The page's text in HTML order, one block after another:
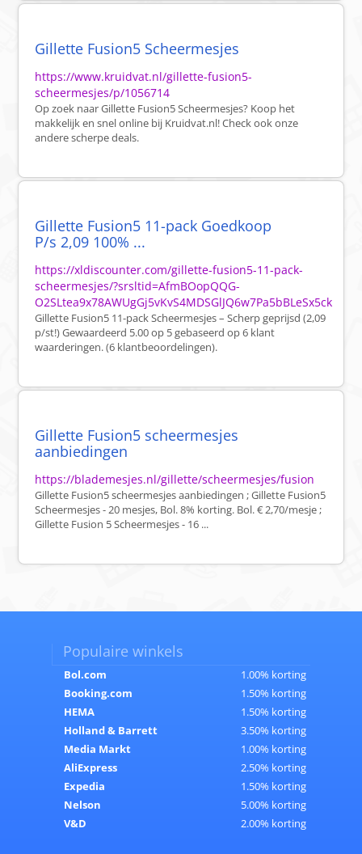
Gillette Fusion5 Scheermesjes
https://www.kruidvat.nl/gillette-fusion5-
scheermesjes/p/1056714
Op zoek naar Gillette Fusion5 Scheermesjes? Koop het
makkelijk en snel online bij Kruidvat.nl! Check ook onze
andere scherpe deals.
Gillette Fusion5 11-pack Goedkoop
P/s 2,09 100% ...
https://xldiscounter.com/gillette-fusion5-11-pack-
scheermesjes/?srsltid=AfmBOopQQG-
O2SLtea9x78AWUgGj5vKvS4MDSGlJQ6w7Pa5bBLeSx5ck
Gillette Fusion5 11-pack Scheermesjes – Scherp geprijsd (2,09
p/st!) Gewaardeerd 5.00 op 5 gebaseerd op 6 klant
waarderingen. (6 klantbeoordelingen).
Gillette Fusion5 scheermesjes
aanbiedingen
https://blademesjes.nl/gillette/scheermesjes/fusion
Gillette Fusion5 scheermesjes aanbiedingen ; Gillette Fusion5
Scheermesjes - 20 mesjes, Bol. 8% korting. Bol. € 2,70/mesje ;
Gillette Fusion 5 Scheermesjes - 16 ...
Populaire winkels
Bol.com
1.00% korting
Booking.com
1.50% korting
HEMA
1.50% korting
Holland & Barrett
3.50% korting
Media Markt
1.00% korting
AliExpress
2.50% korting
Expedia
1.50% korting
Nelson
5.00% korting
V&D
2.00% korting